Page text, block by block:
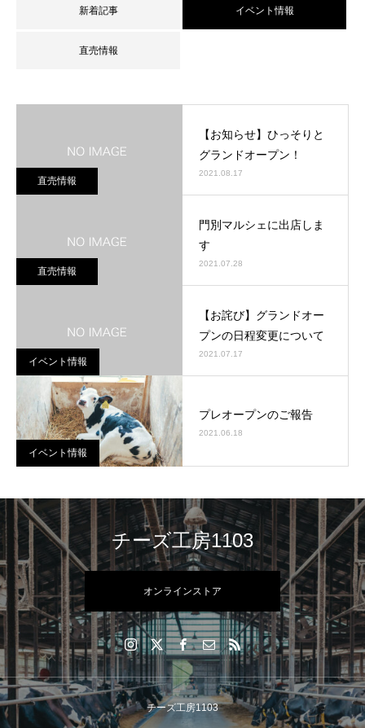
新着記事 イベント情報
直売情報
直売情報
【お知らせ】ひっそりと
グランドオープン！
2021.08.17
直売情報
門別マルシェに出店しま
す
2021.07.28
イベント情報
【お詫び】グランドオー
プンの日程変更について
2021.07.17
イベント情報
プレオープンのご報告
2021.06.18
チーズ工房1103
オンラインストア
チーズ工房1103